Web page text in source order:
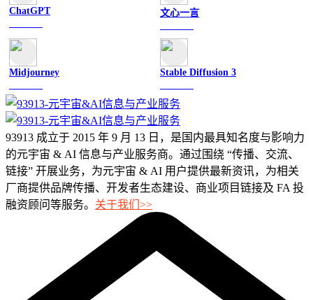
ChatGPT 文心一言
Midjourney Stable Diffusion 3
93913 成立于 2015 年 9 月 13 日，是国内最具知名度与影响力
的元宇宙 & AI 信息与产业服务商。通过围绕 “传播、交流、
链接” 开展业务，为元宇宙 & AI 用户提供最新资讯，为相关
厂商提供品牌传播、开发者生态建设、商业项目链接及 FA 投
融资顾问等服务。 关于我们>>